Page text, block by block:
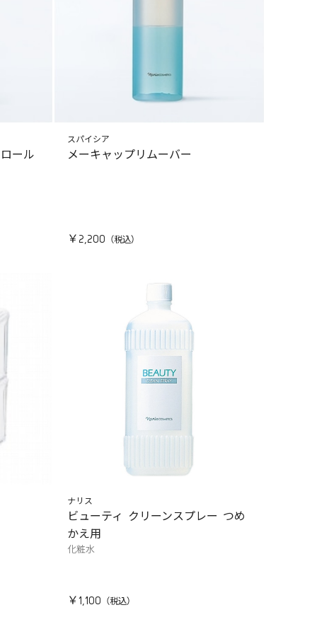
ール
スパイシア
メーキャップリムーバー
￥2,200
ナリス
ビューティ クリーンスプレー つめ
かえ用
化粧水
￥1,100